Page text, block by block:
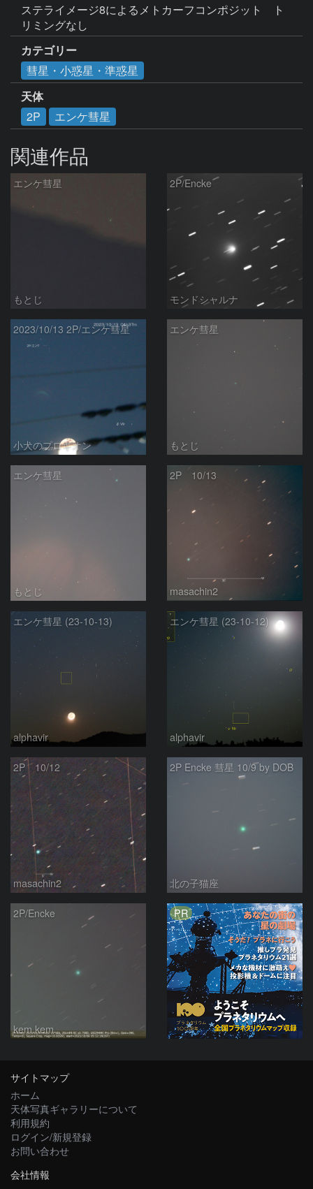
ステライメージ8によるメトカーフコンポジット　ト
リミングなし
カテゴリー
彗星・小惑星・準惑星
天体
2P
エンケ彗星
関連作品
エンケ彗星
もとじ
2P/Encke
モンドシャルナ
2023/10/13 2P/エンケ彗星
小犬のプロキオン
エンケ彗星
もとじ
エンケ彗星
もとじ
2P 10/13
masachin2
エンケ彗星 (23-10-13)
alphavir
エンケ彗星 (23-10-12)
alphavir
2P 10/12
masachin2
2P Encke 彗星 10/9 by DOB
北の子猫座
2P/Encke
kem.kem
PR
サイトマップ
ホーム
天体写真ギャラリーについて
利用規約
ログイン/新規登録
お問い合わせ
会社情報